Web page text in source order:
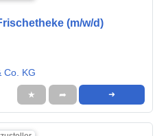
(m/w/d)
Co. KG
★ ➦ ➜